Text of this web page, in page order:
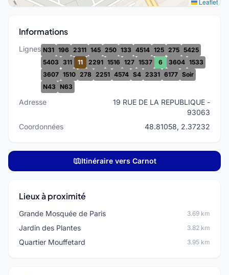
Leaflet
Informations
Lignes N31 196 2311 145 250 133 4514 125 275 5425
5403 311 11 2291 1516 127 1537 6 3604 1533
3607 1510 278 2251 4574 S4 2331 6177 Soir
N43 N63
Adresse
19 RUE DE LA REPUBLIQUE -
93063
Coordonnées
48.81058, 2.37232
Itinéraire vers Carnot
Lieux à proximité
Grande Mosquée de Paris 3.69 km
Jardin des Plantes 3.82 km
Quartier Mouffetard 3.95 km